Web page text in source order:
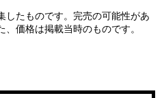
たものです。完売の可能性があ
価格は掲載当時のものです。